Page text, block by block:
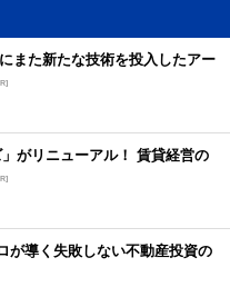
また新たな技術を投入したアー
」がリニューアル！ 賃貸経営の
が導く失敗しない不動産投資の